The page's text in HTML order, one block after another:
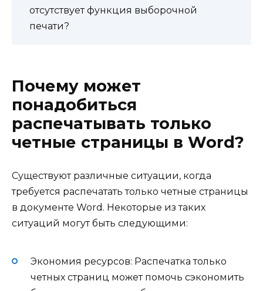
отсутствует функция выборочной
печати?
Почему может
понадобиться
распечатывать только
четные страницы в Word?
Существуют различные ситуации, когда
требуется распечатать только четные страницы
в документе Word. Некоторые из таких
ситуаций могут быть следующими:
Экономия ресурсов: Распечатка только
четных страниц может помочь сэкономить